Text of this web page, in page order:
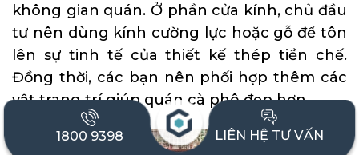
không gian quán. Ở phần cửa kính, chủ đầu
tư nên dùng kính cường lực hoặc gỗ để tôn
lên sự tinh tế của thiết kế thép tiền chế.
Đồng thời, các bạn nên phối hợp thêm các
vật trang trí giúp quán cà phê đẹp hơn.
1800 9398 LIÊN HỆ TƯ VẤN